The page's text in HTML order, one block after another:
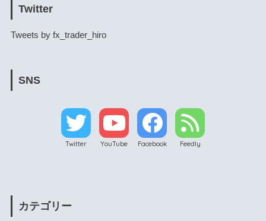
Twitter
Tweets by fx_trader_hiro
SNS
Twitter YouTube Facebook Feedly
カテゴリー